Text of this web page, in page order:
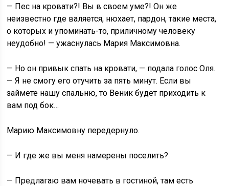
— Пес на кровати?! Вы в своем уме?! Он же
неизвестно где валяется, нюхает, пардон, такие места,
о которых и упоминать-то, приличному человеку
неудобно! — ужаснулась Мария Максимовна.
— Но он привык спать на кровати, — подала голос Оля.
— Я не смогу его отучить за пять минут. Если вы
займете нашу спальню, то Веник будет приходить к
вам под бок…
Марию Максимовну передернуло.
— И где же вы меня намерены поселить?
— Предлагаю вам ночевать в гостиной, там есть